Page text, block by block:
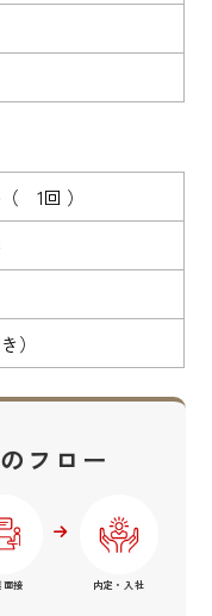
（ 1回 ）
）
フロー
面接 内定・入社